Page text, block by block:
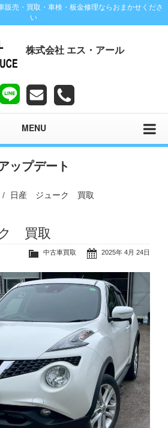
販売・買取・車検・板金修理ならおまかせくださ
い
株式会社 エス・アール
MENU
ップデート
日産 ジューク 買取
買取
2025年 4月 24日
中古車買取